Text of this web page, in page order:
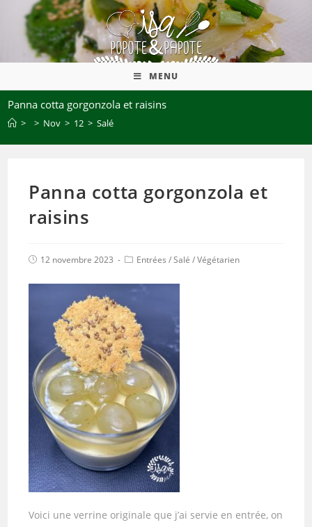
MENU
Panna cotta gorgonzola et raisins
> > Nov > 12 > Salé
Panna cotta gorgonzola et
raisins
12 novembre 2023 Entrées /Salé /Végétarien
Voici une verrine originale que j’ai servie en entrée, on